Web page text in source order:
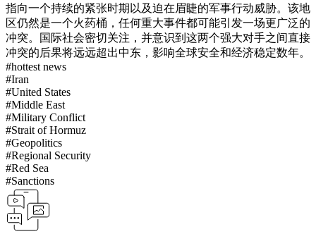
指向一个持续的紧张时期以及迫在眉睫的军事行动威胁。该地
区仍然是一个火药桶，任何重大事件都可能引发一场更广泛的
冲突。国际社会密切关注，并意识到这两个强大对手之间直接
冲突的后果将远远超出中东，影响全球安全和经济稳定数年。
#hottest news
#Iran
#United States
#Middle East
#Military Conflict
#Strait of Hormuz
#Geopolitics
#Regional Security
#Red Sea
#Sanctions